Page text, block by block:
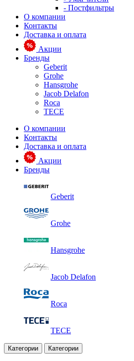
- Постфильтры
О компании
Контакты
Доставка и оплата
Акции
Бренды
Geberit
Grohe
Hansgrohe
Jacob Delafon
Roca
TECE
О компании
Контакты
Доставка и оплата
Акции
Бренды
Geberit
Grohe
Hansgrohe
Jacob Delafon
Roca
TECE
Категории Категории